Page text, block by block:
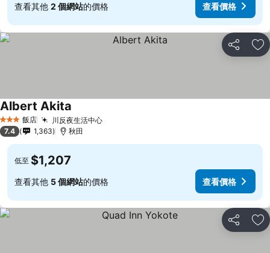
查看其他 2 個網站的價格 查看價格
分享 加
3 星級 飯店 川反夜生活中心查看價格
Albert Akita
7.4 1,363 秋田
低至 $1,207
查看其他 5 個網站的價格 查看價格
分享 加